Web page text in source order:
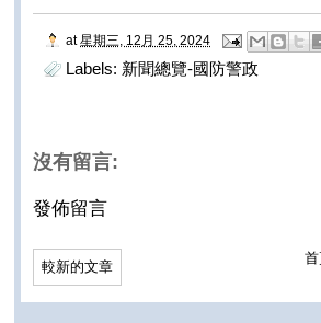
at 星期三, 12月 25, 2024
Labels: 新聞總覽-國防警政
沒有留言:
發佈留言
較新的文章